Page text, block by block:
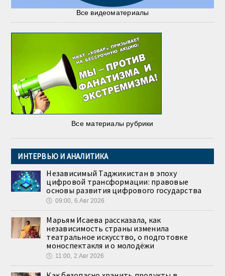
Все видеоматериалы
Все материалы рубрики
ИНТЕРВЬЮ И АНАЛИТИКА
Независимый Таджикистан в эпоху
цифровой трансформации: правовые
основы развития цифрового государства
🕔 09:00, 6.Авг 2026
Марьям Исаева рассказала, как
независимость страны изменила
театральное искусство, о подготовке
моноспектакля и о молодёжи
🕔 11:00, 2.Авг 2026